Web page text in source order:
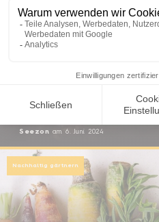
Solabiol Veggie Boost
Seezon am 6. Juni 2024
Nachhaltig gärtnern